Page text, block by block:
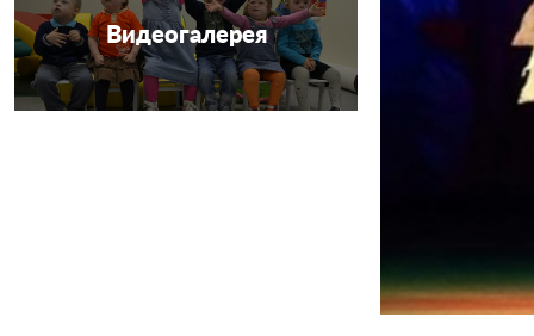
Видеогалерея